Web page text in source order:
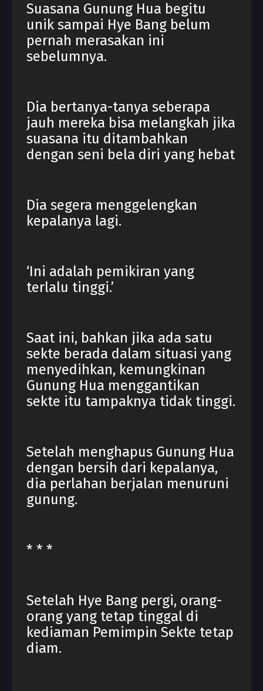
Suasana Gunung Hua begitu
unik sampai Hye Bang belum
pernah merasakan ini
sebelumnya.
Dia bertanya-tanya seberapa
jauh mereka bisa melangkah jika
suasana itu ditambahkan
dengan seni bela diri yang hebat
Dia segera menggelengkan
kepalanya lagi.
‘Ini adalah pemikiran yang
terlalu tinggi.’
Saat ini, bahkan jika ada satu
sekte berada dalam situasi yang
menyedihkan, kemungkinan
Gunung Hua menggantikan
sekte itu tampaknya tidak tinggi.
Setelah menghapus Gunung Hua
dengan bersih dari kepalanya,
dia perlahan berjalan menuruni
gunung.
* * *
Setelah Hye Bang pergi, orang-
orang yang tetap tinggal di
kediaman Pemimpin Sekte tetap
diam.